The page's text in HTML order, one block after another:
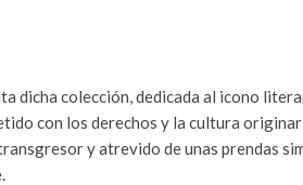
dicha colección, dedicada al icono
con los derechos y la cultura
y atrevido de unas prendas